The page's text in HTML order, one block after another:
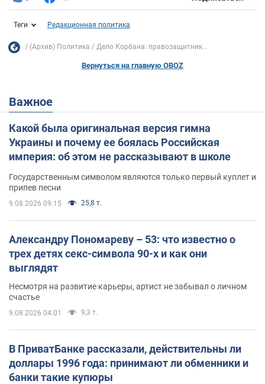
Теги Редакционная политика
(Архив) Политика Дело Корбана: правозащитник...
Вернуться на главную OBOZ
Важное
Какой была оригинальная версия гимна
Украины и почему ее боялась Российская
империя: об этом не рассказывают в школе
Государственным символом являются только первый куплет и
припев песни
9.08.2026 09:15 25,8 т.
Александру Пономареву – 53: что известно о
трех детях секс-символа 90-х и как они
выглядят
Несмотря на развитие карьеры, артист не забывал о личном
счастье
9.08.2026 04:01 9,3 т.
В ПриватБанке рассказали, действительны ли
доллары 1996 года: принимают ли обменники и
банки такие купюры